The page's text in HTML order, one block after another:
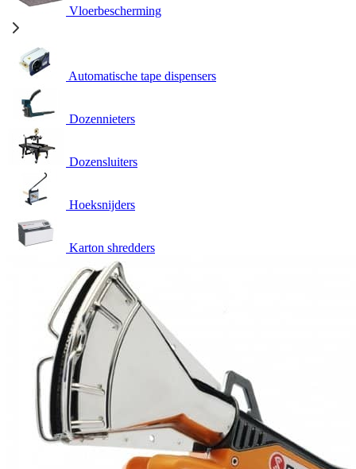
Vloerbescherming
Automatische tape dispensers
Dozennieters
Dozensluiters
Hoeksnijders
Karton shredders